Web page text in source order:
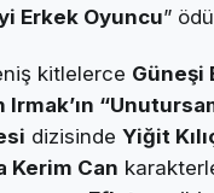
Erkek Oyuncu”
kitlelerce Güneşi
Irmak’ın
dizisinde Yiğit
Kerim Can